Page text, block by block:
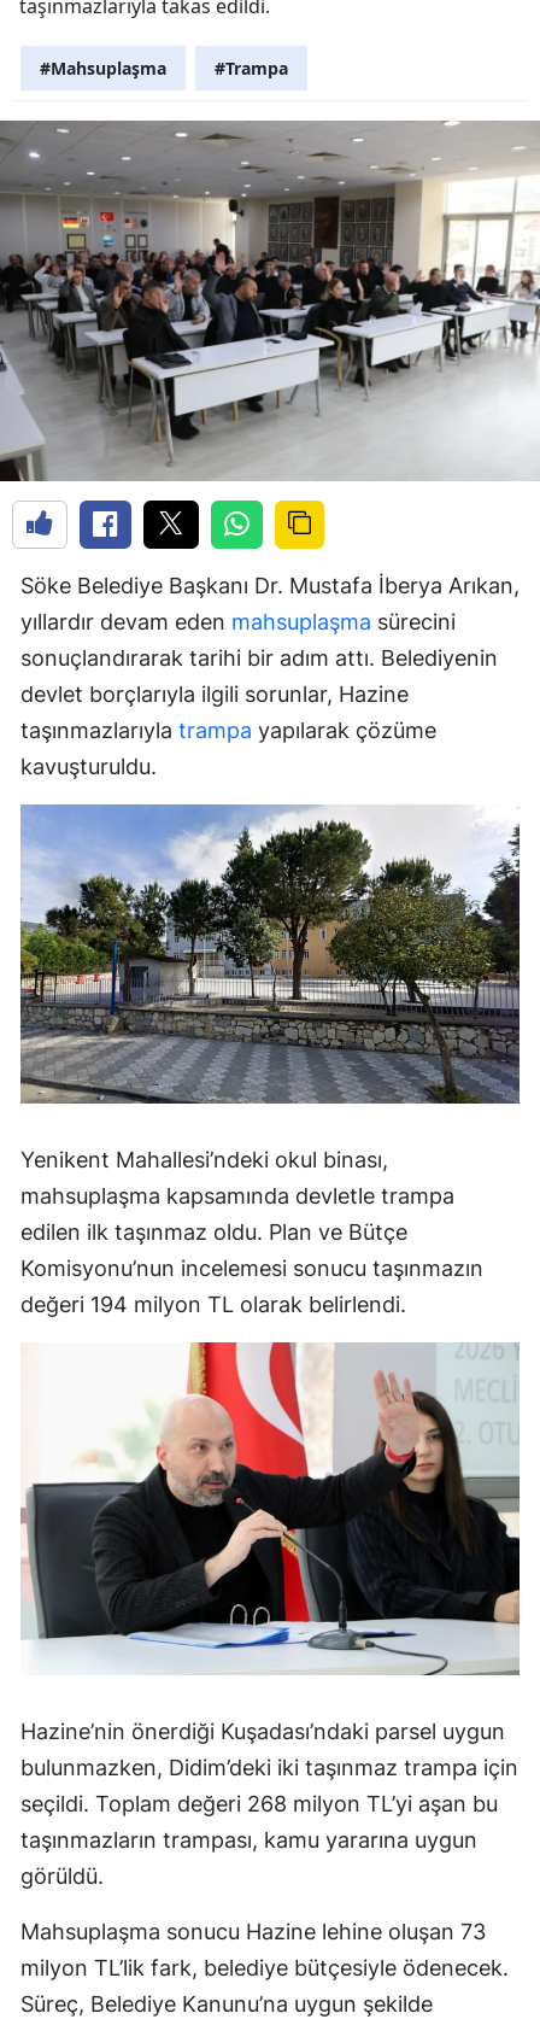
taşınmazlarıyla takas edildi.
#Mahsuplaşma #Trampa
Söke Belediye Başkanı Dr. Mustafa İberya Arıkan,
yıllardır devam eden mahsuplaşma sürecini
sonuçlandırarak tarihi bir adım attı. Belediyenin
devlet borçlarıyla ilgili sorunlar, Hazine
taşınmazlarıyla trampa yapılarak çözüme
kavuşturuldu.
Yenikent Mahallesi’ndeki okul binası,
mahsuplaşma kapsamında devletle trampa
edilen ilk taşınmaz oldu. Plan ve Bütçe
Komisyonu’nun incelemesi sonucu taşınmazın
değeri 194 milyon TL olarak belirlendi.
Hazine’nin önerdiği Kuşadası’ndaki parsel uygun
bulunmazken, Didim’deki iki taşınmaz trampa için
seçildi. Toplam değeri 268 milyon TL’yi aşan bu
taşınmazların trampası, kamu yararına uygun
görüldü.
Mahsuplaşma sonucu Hazine lehine oluşan 73
milyon TL’lik fark, belediye bütçesiyle ödenecek.
Süreç, Belediye Kanunu’na uygun şekilde